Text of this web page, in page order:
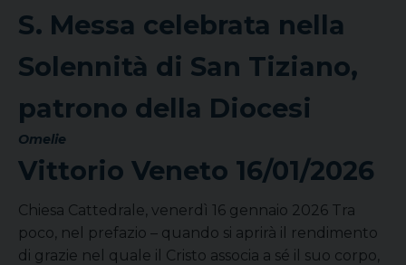
S. Messa celebrata nella
Solennità di San Tiziano,
patrono della Diocesi
Omelie
Vittorio Veneto 16/01/2026
Chiesa Cattedrale, venerdì 16 gennaio 2026 Tra
poco, nel prefazio – quando si aprirà il rendimento
di grazie nel quale il Cristo associa a sé il suo corpo,